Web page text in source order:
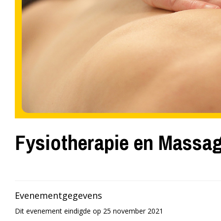
Fysiotherapie en
Evenementgegevens
Dit evenement eindigde op 25 november 2021